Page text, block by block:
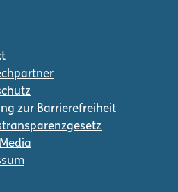
zur Barrierefreiheit